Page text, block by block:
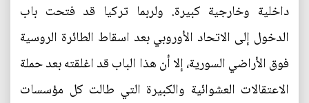
داخلية وخارجية كبيرة. ولربما تركيا قد فتحت باب
الدخول إلى الاتحاد الأوروبي بعد اسقاط الطائرة الروسية
فوق الأراضي السورية، إلا أن هذا الباب قد اغلقته بعد حملة
الاعتقالات العشوائية والكبيرة التي طالت كل مؤسسات